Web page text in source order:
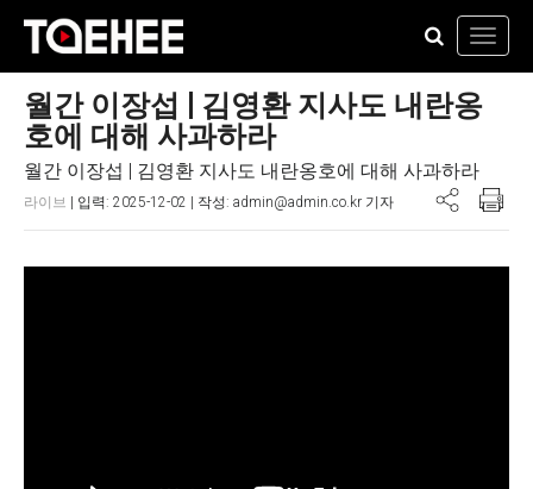
월간 이장섭 | 김영환 지사도 내란옹
호에 대해 사과하라
월간 이장섭 | 김영환 지사도 내란옹호에 대해 사과하라
라이브 | 입력: 2025-12-02 | 작성: admin@admin.co.kr 기자